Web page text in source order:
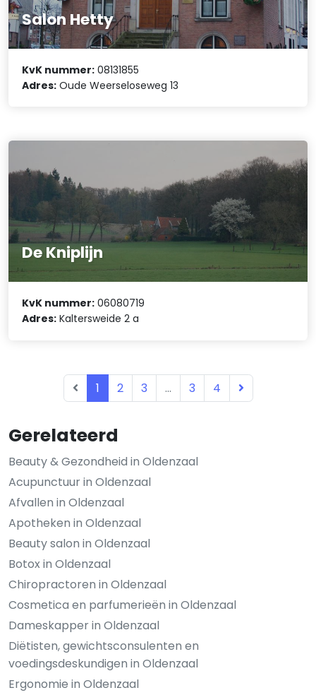
Gerelateerd
Beauty & Gezondheid in Oldenzaal
Acupunctuur in Oldenzaal
Afvallen in Oldenzaal
Apotheken in Oldenzaal
Beauty salon in Oldenzaal
Botox in Oldenzaal
Chiropractoren in Oldenzaal
Cosmetica en parfumerieën in Oldenzaal
Dameskapper in Oldenzaal
Diëtisten, gewichtsconsulenten en
voedingsdeskundigen in Oldenzaal
Ergonomie in Oldenzaal
Salon Hetty
KvK nummer: 08131855
Adres: Oude Weerseloseweg 13
De Kniplijn
KvK nummer: 06080719
Adres: Kaltersweide 2 a
1 2 3 ... 3 4